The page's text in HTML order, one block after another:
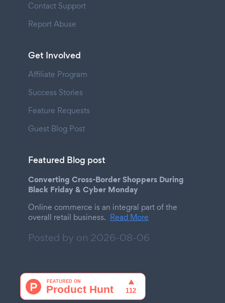
Contact Support
Report Abuse
Get Involved
Affiliate Program
Success Stories
Feature Requests
Guest Blog Post
Featured Blog post
Converting Cross-Border Shoppers During
Black Friday & Cyber Monday
Online commerce is an integral part of the
overall retail business. Read More
Posted by on 2026-08-06